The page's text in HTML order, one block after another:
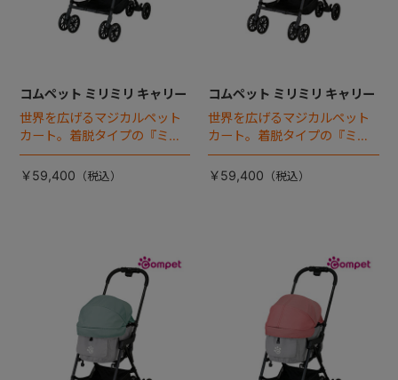
コムペット ミリミリ キャリー
世界を広げるマジカルペット
カート。着脱タイプの『ミリ
ミリEG』 がフルモデルチェン
ジ 。新機能「マジカルフォー
￥59,400
コムペット ミリミリ キャリー
世界を広げるマジカルペット
カート。着脱タイプの『ミリ
ミリEG』 がフルモデルチェン
ジ 。新機能「マジカルフォー
￥59,400